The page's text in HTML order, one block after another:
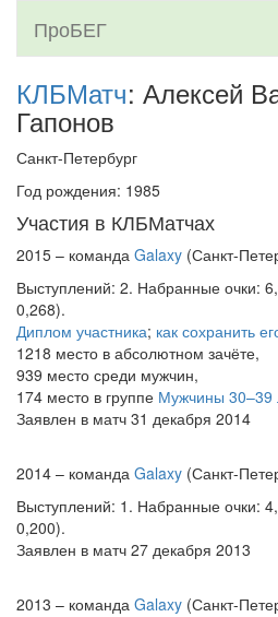
ПроБЕГ
КЛБМатч: Алексей
Гапонов
Санкт-Петербург
Год рождения: 1985
Участия в КЛБМатчах
2015 – команда Galaxy (Санкт-
Выступлений: 2. Набранные очки:
0,268).
Диплом участника; как сохранить
1218 место в абсолютном зачёте,
939 место среди мужчин,
174 место в группе Мужчины 30–39
Заявлен в матч 31 декабря 2014
2014 – команда Galaxy (Санкт-
Выступлений: 1. Набранные очки:
0,200).
Заявлен в матч 27 декабря 2013
2013 – команда Galaxy (Санкт-